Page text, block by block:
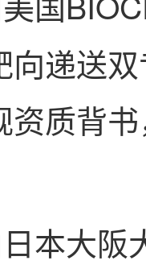
向递送
资质背
本大阪